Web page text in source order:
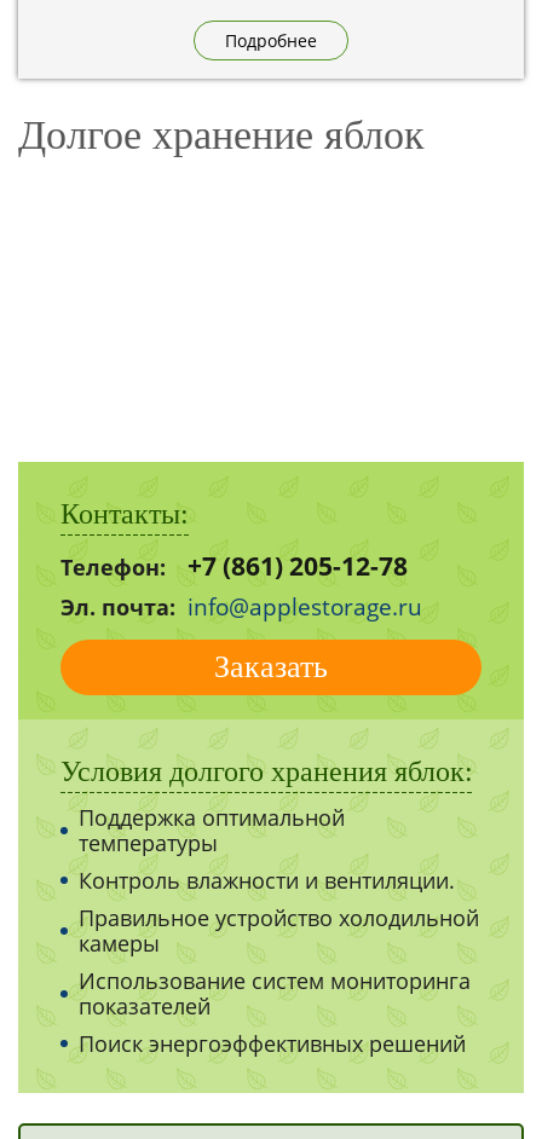
Встречаемся на стенде А2.9 по адресу: Московская
область, Дмитровский муниципальный округ, деревня
Бунятино, территория предприятий «Дмитровские
Подробнее
Долгое хранение яблок
Контакты:
Телефон: +7 (861) 205-12-78
Эл. почта: info@applestorage.ru
Заказать
Условия долгого хранения яблок:
Поддержка оптимальной
температуры
Контроль влажности и вентиляции.
Правильное устройство холодильной
камеры
Использование систем мониторинга
показателей
Поиск энергоэффективных решений